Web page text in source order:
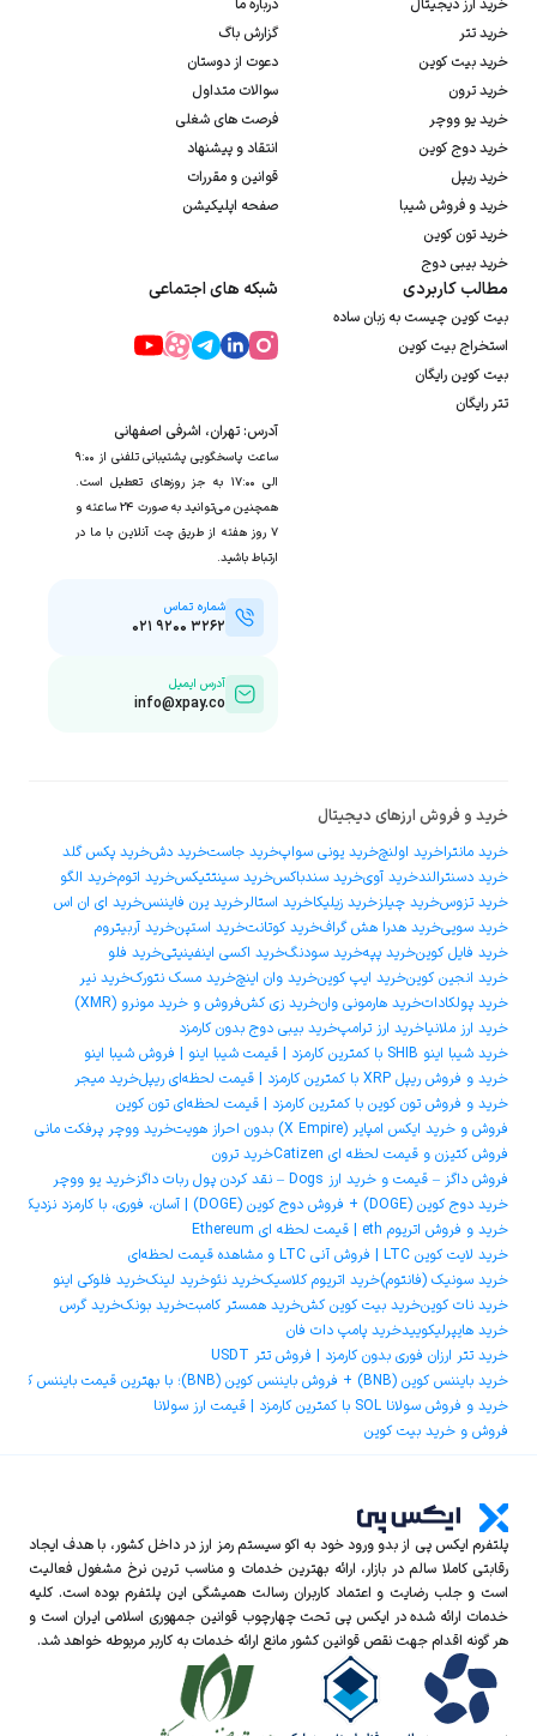
خرید ارز دیجیتال
خرید تتر
خرید بیت کوین
خرید ترون
خرید یو ووچر
خرید دوج کوین
خرید ریپل
خرید و فروش شیبا
خرید تون کوین
خرید بیبی دوج
درباره ما
گزارش باگ
دعوت از دوستان
سوالات متداول
فرصت های شغلی
انتقاد و پیشنهاد
قوانین و مقررات
صفحه اپلیکیشن
مطالب کاربردی
بیت کوین چیست به زبان ساده
استخراج بیت کوین
بیت کوین رایگان
تتر رایگان
شبکه های اجتماعی
آدرس: تهران، اشرفی اصفهانی
ساعت پاسخگویی پشتیبانی تلفنی از ۹:۰۰
الی ۱۷:۰۰ به جز روزهای تعطیل است.
همچنین می‌توانید به صورت ۲۴ ساعته و
۷ روز هفته از طریق چت آنلاین با ما در
ارتباط باشید.
شماره تماس
۰۲۱ ۹۲۰۰ ۳۲۶۲
آدرس ایمیل
info@xpay.co
خرید و فروش ارزهای دیجیتال
خرید مانتراخرید اولنچخرید یونی سواپخرید جاستخرید دشخرید پکس گلد
خرید دسنترالندخرید آویخرید سندباکسخرید سینتتیکسخرید اتومخرید الگو
خرید تزوسخرید چیلزخرید زیلیکاخرید استالرخرید یرن فایننسخرید ای ان اس
خرید سوییخرید هدرا هش گرافخرید کوتانتخرید استپنخرید آربیتروم
خرید فایل کوینخرید پپهخرید سودنگخرید اکسی اینفینیتیخرید فلو
خرید انجین کوینخرید ایپ کوینخرید وان اینچخرید مسک نتورکخرید نیر
خرید پولکاداتخرید هارمونی وانخرید زی کشفروش و خرید مونرو (XMR)
خرید ارز ملانیاخرید ارز ترامپخرید بیبی دوج بدون کارمزد
خرید شیبا اینو SHIB با کمترین کارمزد | قیمت شیبا اینو | فروش شیبا اینو
خرید و فروش ریپل XRP با کمترین کارمزد | قیمت لحظه‌ای ریپل
خرید میجر
خرید و فروش تون کوین با کمترین کارمزد | قیمت لحظه‌ای تون کوین
فروش و خرید ایکس امپایر (X Empire) بدون احراز هویت
خرید ووچر پرفکت مانی
فروش کتیزن و قیمت لحظه ای Catizen
خرید ترون
فروش داگز – قیمت و خرید ارز Dogs – نقد کردن پول ربات داگز
خرید یو ووچر
خرید دوج ‌کوین (DOGE) + فروش دوج ‌کوین (DOGE) | آسان، فوری، با کارمزد نزدیک به صفر
خرید و فروش اتریوم eth | قیمت لحظه ای Ethereum
خرید لایت کوین LTC | فروش آنی LTC و مشاهده قیمت لحظه‌ای
خرید سونیک (فانتوم)خرید اتریوم کلاسیکخرید نئوخرید لینکخرید فلوکی اینو
خرید نات کوینخرید بیت کوین کشخرید همستر کامبتخرید بونکخرید گرس
خرید هایپرلیکوییدخرید پامپ دات فان
خرید تتر ارزان فوری بدون کارمزد | فروش تتر USDT
خرید بایننس کوین (BNB) + فروش بایننس کوین (BNB)؛ با بهترین قیمت بایننس کوین و کمترین کارمزد
خرید و فروش سولانا SOL با کمترین کارمزد | قیمت ارز سولانا
فروش و خرید بیت کوین
پلتفرم ایکس‌ پی از بدو ورود خود به اکو سیستم رمز ارز در داخل کشور، با هدف ایجاد
رقابتی کاملا سالم در بازار، ارائه بهترین خدمات و مناسب ترین نرخ مشغول فعالیت
است و جلب رضایت و اعتماد کاربران رسالت همیشگی این پلتفرم بوده است. کلیه
خدمات ارائه شده در ایکس‌ پی تحت چهارچوب قوانین جمهوری اسلامی ایران است و
هر گونه اقدام جهت نقص قوانین کشور مانع ارائه خدمات به کاربر مربوطه خواهد شد.